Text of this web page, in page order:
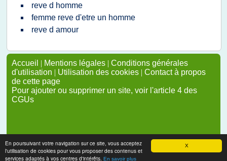
X
En poursuivant votre navigation sur ce site, vous acceptez
l'utilisation de cookies pour vous proposer des contenus et
services adaptés à vos centres d'intérêts. En savoir plus
reve d homme
femme reve d'etre un homme
reve d amour
Accueil | Mentions légales | Conditions générales
d'utilisation | Utilisation des cookies | Contact à propos
de cette page
Pour ajouter ou supprimer un site, voir l'article 4 des
CGUs